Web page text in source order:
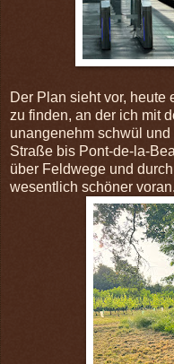
Der Plan sieht vor,
zu finden, an der ich mit
unangenehm schwül
Straße bis Pont-de-la-
über Feldwege und
wesentlich schöner voran.